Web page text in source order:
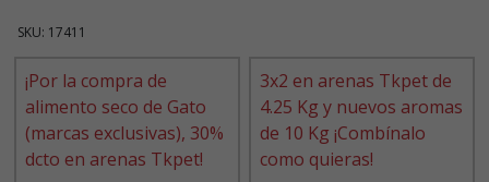
SKU: 17411
¡Por la compra de
alimento seco de Gato
(marcas exclusivas), 30%
dcto en arenas Tkpet!
3x2 en arenas Tkpet de
4.25 Kg y nuevos aromas
de 10 Kg ¡Combínalo
como quieras!